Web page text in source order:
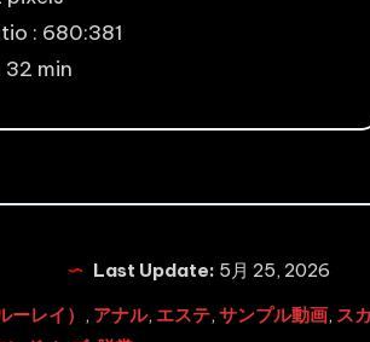
: 680:381
32 min
Last Update: 5月 25, 2026
レイ） , アナル, エステ, サンプル動画, スカ